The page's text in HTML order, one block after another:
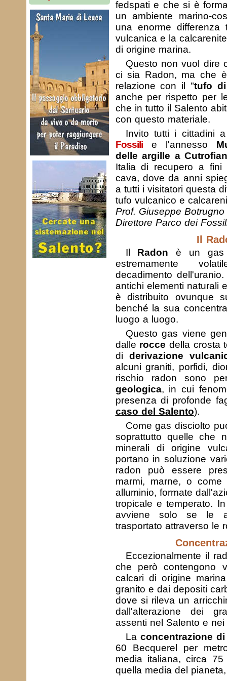
fedspati e che si è
un ambiente marino-
una enorme
vulcanica e la
di origine marina.
Questo non vuol dire
ci sia Radon, ma che
relazione con il "tufo
anche per rispetto per
che in tutto il Salento
con questo materiale.
Invito tutti i cittadini
Fossilie l'annesso
delle argille a
Italia di recupero a
cava, dove da anni
a tutti i visitatori questa
tufo vulcanico e
Prof. Giuseppe Botrugno
Direttore Parco dei
Il
Il Radon è un gas
estremamente
decadimento
antichi elementi naturali
è distribuito ovunque
benché la sua
luogo a luogo.
Questo gas viene
dalle rocce della crosta
di derivazione
alcuni graniti, porfidi,
rischio radon sono
geologica, in cui
presenza di profonde
caso del Salento).
Come gas disciolto
soprattutto quelle che
minerali di origine
portano in soluzione
radon può essere
marmi, marne, o
alluminio, formate
tropicale e temperato.
avviene solo se le
trasportato attraverso le
Eccezionalmente il
che però contengono
calcari di origine
granito e dai depositi
dove si rileva un
dall'alterazione dei
assenti nel Salento e nei
La concentrazione
60 Becquerel per
media italiana, circa
quella media del